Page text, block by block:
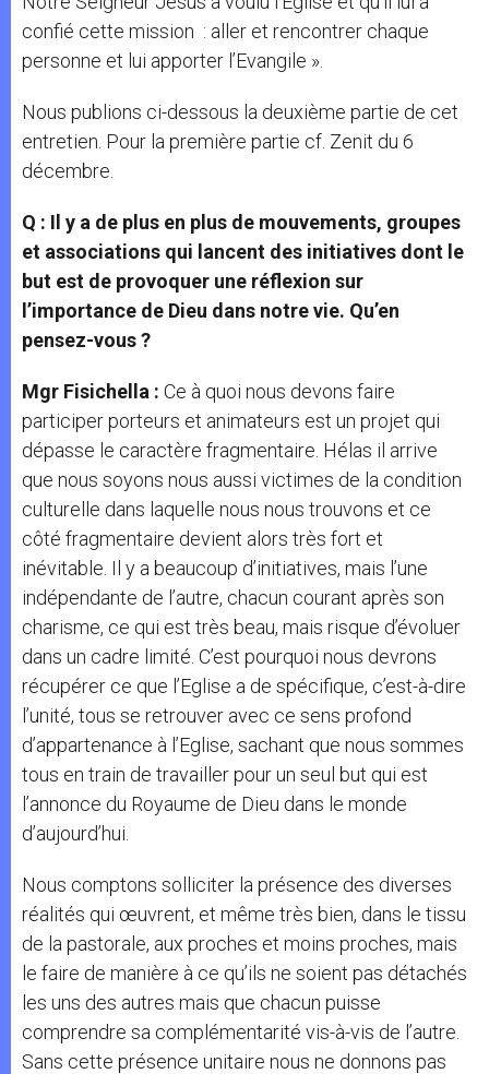
confié cette mission : aller et rencontrer chaque
personne et lui apporter l’Evangile ».
Nous publions ci-dessous la deuxième partie de cet
entretien. Pour la première partie cf. Zenit du 6
décembre.
Q : Il y a de plus en plus de mouvements, groupes
et associations qui lancent des initiatives dont le
but est de provoquer une réflexion sur
l’importance de Dieu dans notre vie. Qu’en
pensez-vous ?
Mgr Fisichella : Ce à quoi nous devons faire
participer porteurs et animateurs est un projet qui
dépasse le caractère fragmentaire. Hélas il arrive
que nous soyons nous aussi victimes de la condition
culturelle dans laquelle nous nous trouvons et ce
côté fragmentaire devient alors très fort et
inévitable. Il y a beaucoup d’initiatives, mais l’une
indépendante de l’autre, chacun courant après son
charisme, ce qui est très beau, mais risque d’évoluer
dans un cadre limité. C’est pourquoi nous devrons
récupérer ce que l’Eglise a de spécifique, c’est-à-dire
l’unité, tous se retrouver avec ce sens profond
d’appartenance à l’Eglise, sachant que nous sommes
tous en train de travailler pour un seul but qui est
l’annonce du Royaume de Dieu dans le monde
d’aujourd’hui.
Nous comptons solliciter la présence des diverses
réalités qui œuvrent, et même très bien, dans le tissu
de la pastorale, aux proches et moins proches, mais
le faire de manière à ce qu’ils ne soient pas détachés
les uns des autres mais que chacun puisse
comprendre sa complémentarité vis-à-vis de l’autre.
Sans cette présence unitaire nous ne donnons pas